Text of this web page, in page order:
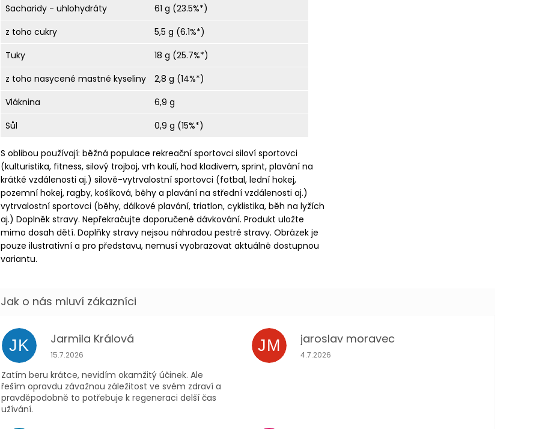
Sacharidy - uhlohydráty
61 g (23.5%*)
z toho cukry
5,5 g (6.1%*)
Tuky
18 g (25.7%*)
z toho nasycené mastné kyseliny
2,8 g (14%*)
Vláknina
6,9 g
Sůl
0,9 g (15%*)
S oblibou používají: běžná populace rekreační sportovci siloví sportovci
(kulturistika, fitness, silový trojboj, vrh koulí, hod kladivem, sprint, plavání na
krátké vzdálenosti aj.) silově-vytrvalostní sportovci (fotbal, lední hokej,
pozemní hokej, ragby, košíková, běhy a plavání na střední vzdálenosti aj.)
vytrvalostní sportovci (běhy, dálkové plavání, triatlon, cyklistika, běh na lyžích
aj.) Doplněk stravy. Nepřekračujte doporučené dávkování. Produkt uložte
mimo dosah dětí. Doplňky stravy nejsou náhradou pestré stravy. Obrázek je
pouze ilustrativní a pro představu, nemusí vyobrazovat aktuálně dostupnou
variantu.
JK Jarmila Králová
Hodnocení obchodu je 5 z 5 hvězdiček.
15.7.2026
Zatím beru krátce, nevidím okamžitý účinek. Ale
řeším opravdu závažnou záležitost ve svém zdraví a
pravděpodobně to potřebuje k regeneraci delší čas
užívání.
JM jaroslav moravec
Hodnocení obchodu je 5 z 5 hvězdiček.
4.7.2026